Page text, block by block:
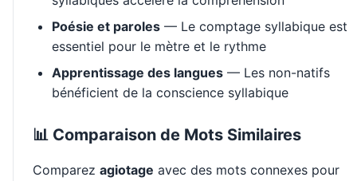
Poésie et paroles — Le comptage syllabique est
essentiel pour le mètre et le rythme
Apprentissage des langues — Les non-natifs
bénéficient de la conscience syllabique
📊 Comparaison de Mots Similaires
Comparez agiotage avec des mots connexes pour